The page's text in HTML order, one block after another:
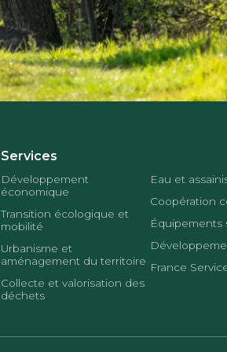
Services
Développement
économique
Transition écologique et
mobilité
Urbanisme et
aménagement du territoire
Collecte et valorisation des
déchets
Eau et
Coopération
Équipements
France